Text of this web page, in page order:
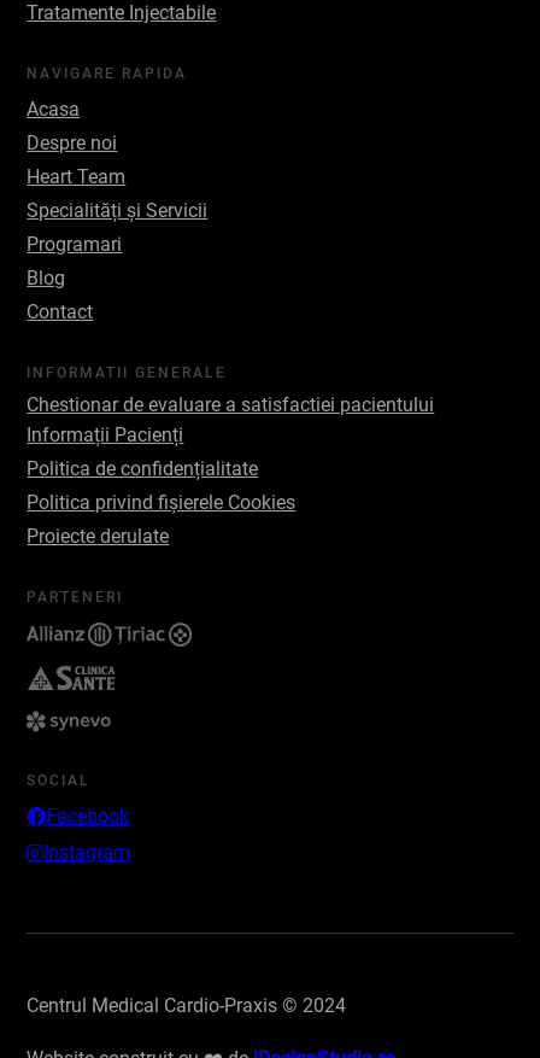
Tratamente Injectabile
NAVIGARE RAPIDA
Acasa
Despre noi
Heart Team
Specialități și Servicii
Programari
Blog
Contact
INFORMATII GENERALE
Chestionar de evaluare a satisfactiei pacientului
Informații Pacienți
Politica de confidențialitate
Politica privind fișierele Cookies
Proiecte derulate
PARTENERI
SOCIAL
Facebook
Instagram
Centrul Medical Cardio-Praxis © 2024